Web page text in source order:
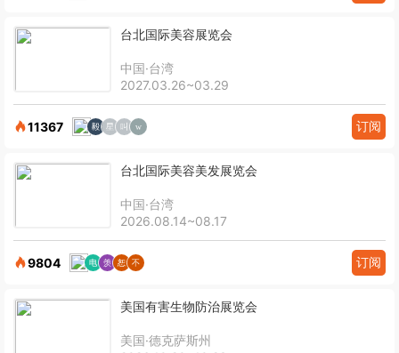
台北国际美容展览会
中国·台湾
2027.03.26~03.29
11367 订阅
台北国际美容美发展览会
中国·台湾
2026.08.14~08.17
9804 订阅
美国有害生物防治展览会
美国·德克萨斯州